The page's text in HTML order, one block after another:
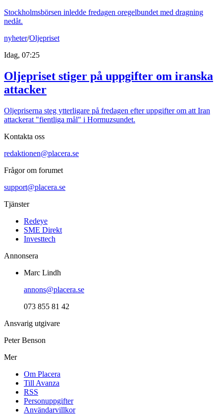
Stockholmsbörsen inledde fredagen oregelbundet med dragning
nedåt.
nyheter/Oljepriset
Idag, 07:25
Oljepriset stiger på uppgifter om iranska
attacker
Oljepriserna steg ytterligare på fredagen efter uppgifter om att Iran
attackerat "fientliga mål" i Hormuzsundet.
Kontakta oss
redaktionen@placera.se
Frågor om forumet
support@placera.se
Tjänster
Redeye
SME Direkt
Investtech
Annonsera
Marc Lindh
annons@placera.se
073 855 81 42
Ansvarig utgivare
Peter Benson
Mer
Om Placera
Till Avanza
RSS
Personuppgifter
Användarvillkor